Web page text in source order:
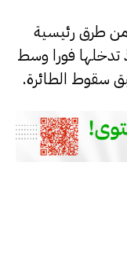
طرق رئيسية
تدخلها فورا وسط
سقوط الطائرة.